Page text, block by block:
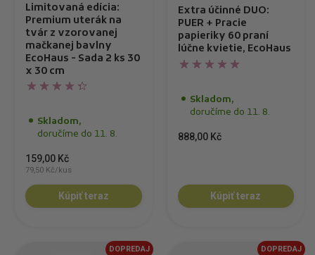
Limitovaná edícia:
Premium uterák na
tvár z vzorovanej
mačkanej bavlny
EcoHaus - Sada 2 ks 30
x 30 cm
Skladom,
doručíme do 11. 8.
159,00 Kč
79,50 Kč/kus
Kúpiť teraz
Extra účinné DUO:
PUER + Pracie
papieriky 60 praní
lúčne kvietie, EcoHaus
Skladom,
doručíme do 11. 8.
888,00 Kč
Kúpiť teraz
DOPREDAJ DOPREDAJ